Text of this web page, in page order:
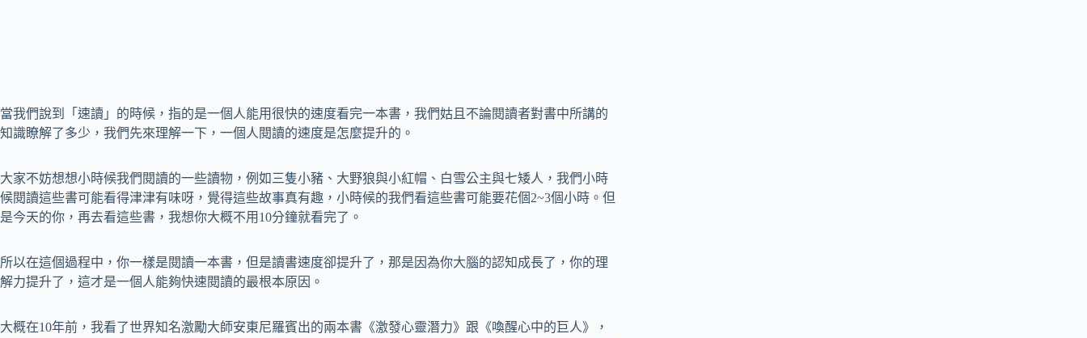
當我們說到「速讀」的時候，指的是一個人能用很快的速度看完一本書，我們姑且不論閱讀者對書中所講的
知識瞭解了多少，我們先來理解一下，一個人閱讀的速度是怎麼提升的。
大家不妨想想小時候我們閱讀的一些讀物，例如三隻小豬、大野狼與小紅帽、白雪公主與七矮人，我們小時
候閱讀這些書可能看得津津有味呀，覺得這些故事真有趣，小時候的我們看這些書可能要花個2~3個小時。但
是今天的你，再去看這些書，我想你大概不用10分鐘就看完了。
所以在這個過程中，你一樣是閱讀一本書，但是讀書速度卻提升了，那是因為你大腦的認知成長了，你的理
解力提升了，這才是一個人能夠快速閱讀的最根本原因。
大概在10年前，我看了世界知名激勵大師安東尼羅賓出的兩本書《激發心靈潛力》跟《喚醒心中的巨人》，